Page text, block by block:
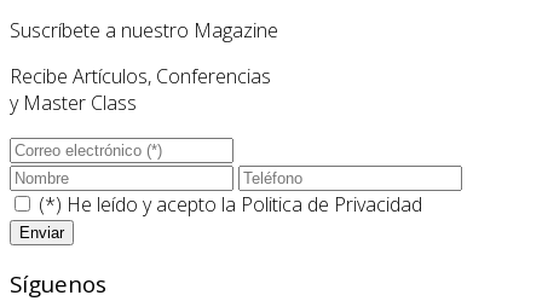
Suscríbete a nuestro Magazine
Recibe Artículos, Conferencias
y Master Class
(*) He leído y acepto la Politica de Privacidad
Síguenos